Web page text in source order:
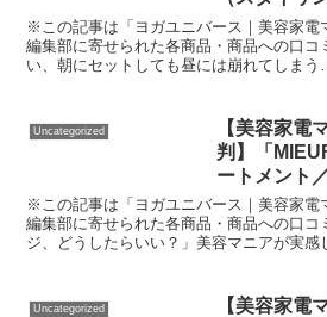
ってみた正
※この記事は「ヨガユニバース｜美容家電
編集部に寄せられた各商品・商品への口コ
い、朝にセットしても昼には崩れてしまう
Uncategorized
【美容家電
判】「
ートメント
際に使って
※この記事は「ヨガユニバース｜美容家電
編集部に寄せられた各商品・商品への口コ
ジ、どうしたらいい？」美容マニアが実感
Uncategorized
【美容家電